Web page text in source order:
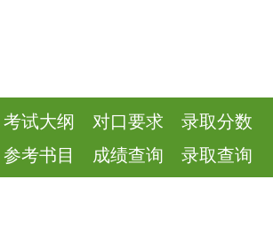
考试大纲 对口要求
录取分数
参考书目 成绩查询 录取查询